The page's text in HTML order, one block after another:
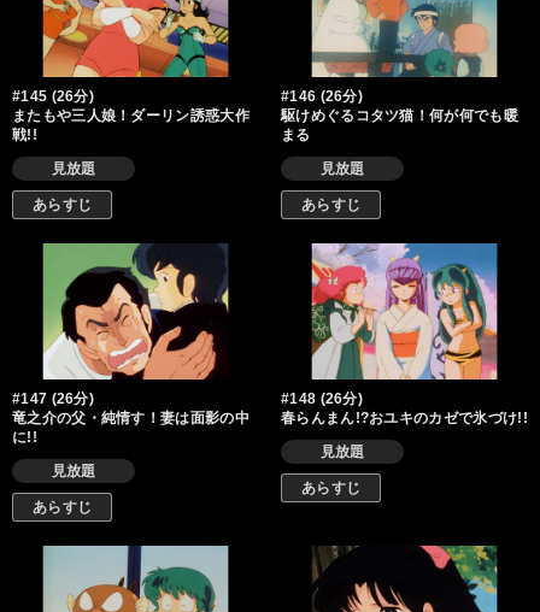
#145 (26分)
またもや三人娘！ダーリン誘惑大作
戦!!
見放題
あらすじ
#146 (26分)
駆けめぐるコタツ猫！何が何でも暖
まる
見放題
あらすじ
#147 (26分)
竜之介の父・純情す！妻は面影の中
に!!
見放題
あらすじ
#148 (26分)
春らんまん!?おユキのカゼで氷づけ!!
見放題
あらすじ